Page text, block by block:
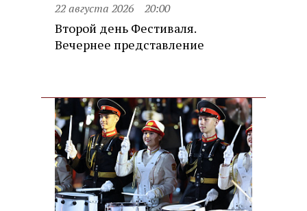
22 августа 2026 20:00
Второй день Фестиваля.
Вечернее представление